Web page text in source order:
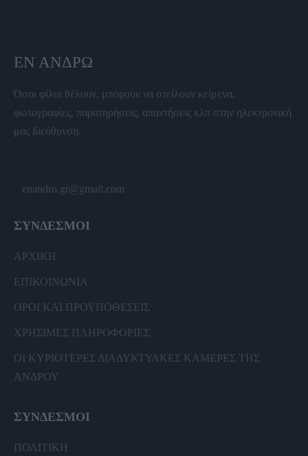
ΕΝ ΆΝΔΡΩ
Όσοι φίλοι θέλουν, μπορούν να στείλουν κείμενα,
φωτογραφίες, παρατηρήσεις, απαντήσεις κλπ στην ηλεκτρονική
μας διεύθυνση.
enandro.gr@gmail.com
ΣΥΝΔΕΣΜΟΙ
ΑΡΧΙΚΗ
ΕΠΙΚΟΙΝΩΝΙΑ
ΟΡΟΙ ΚΑΙ ΠΡΟΫΠΟΘΕΣΕΙΣ
ΧΡΗΣΙΜΕΣ ΠΛΗΡΟΦΟΡΙΕΣ
ΟΙ ΚΥΡΙΟΤΕΡΕΣ ΔΙΑΔΥΚΤΥΑΚΕΣ ΚΑΜΕΡΕΣ ΤΗΣ
ΑΝΔΡΟΥ
ΣΥΝΔΕΣΜΟΙ
ΠΟΛΙΤΙΚΗ